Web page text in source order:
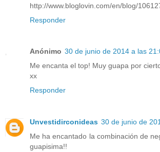
http://www.bloglovin.com/en/blog/
Responder
Anónimo 30 de junio de 2014 a las
Me encanta el top! Muy guapa por
xx
Responder
Unvestidirconideas 30 de junio de
Me ha encantado la combinación de
guapisima!!